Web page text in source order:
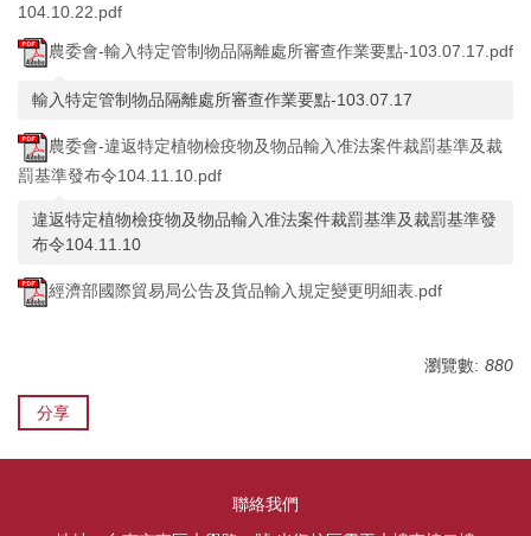
104.10.22.pdf
農委會-輸入特定管制物品隔離處所審查作業要點-103.07.17.pdf
輸入特定管制物品隔離處所審查作業要點-103.07.17
農委會-違返特定植物檢疫物及物品輸入准法案件裁罰基準及裁
罰基準發布令104.11.10.pdf
違返特定植物檢疫物及物品輸入准法案件裁罰基準及裁罰基準發
布令104.11.10
經濟部國際貿易局公告及貨品輸入規定變更明細表.pdf
瀏覽數: 880
分享
聯絡我們